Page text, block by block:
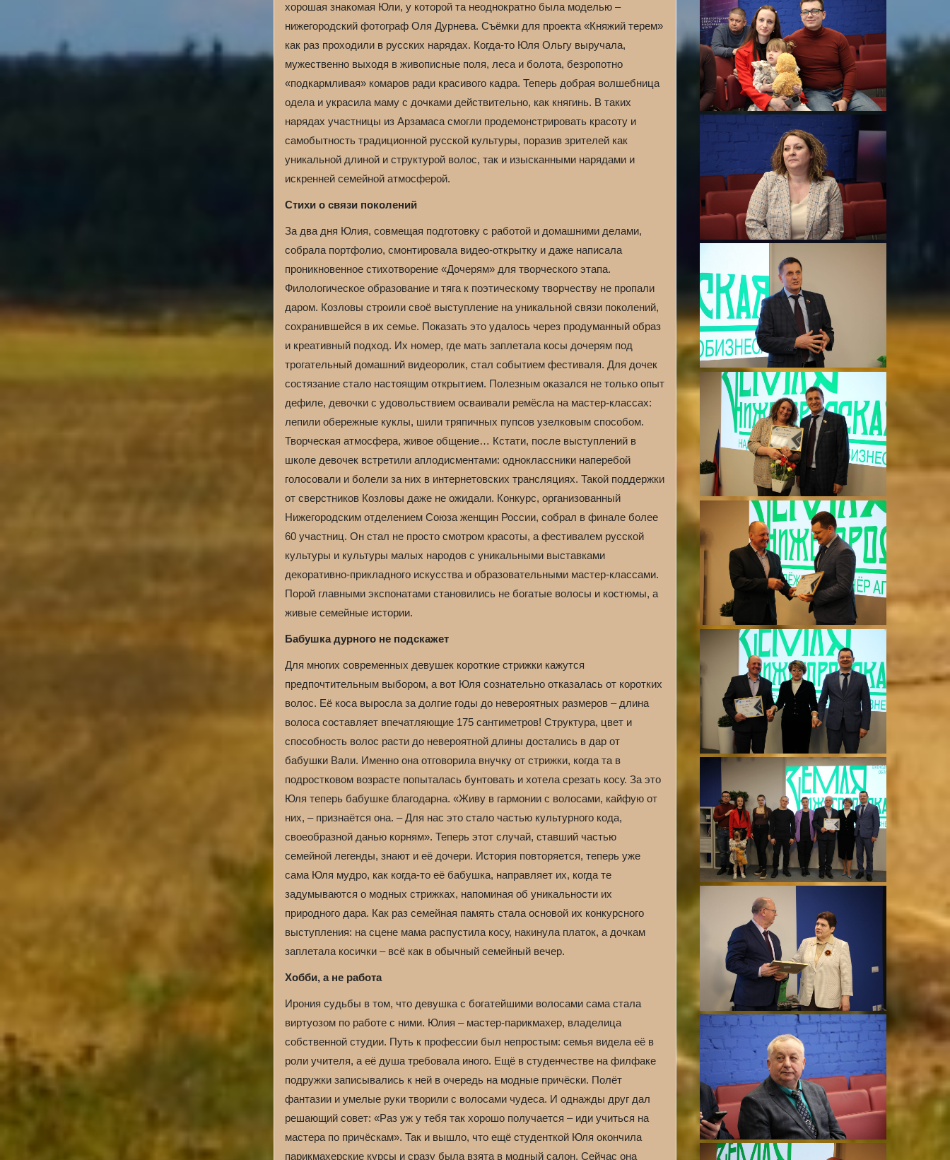
хорошая знакомая Юли, у которой та неоднократно была моделью –
нижегородский фотограф Оля Дурнева. Съёмки для проекта «Княжий терем»
как раз проходили в русских нарядах. Когда-то Юля Ольгу выручала,
мужественно выходя в живописные поля, леса и болота, безропотно
«подкармливая» комаров ради красивого кадра. Теперь добрая волшебница
одела и украсила маму с дочками действительно, как княгинь. В таких
нарядах участницы из Арзамаса смогли продемонстрировать красоту и
самобытность традиционной русской культуры, поразив зрителей как
уникальной длиной и структурой волос, так и изысканными нарядами и
искренней семейной атмосферой.
Стихи о связи поколений
За два дня Юлия, совмещая подготовку с работой и домашними делами,
собрала портфолио, смонтировала видео-открытку и даже написала
проникновенное стихотворение «Дочерям» для творческого этапа.
Филологическое образование и тяга к поэтическому творчеству не пропали
даром. Козловы строили своё выступление на уникальной связи поколений,
сохранившейся в их семье. Показать это удалось через продуманный образ
и креативный подход. Их номер, где мать заплетала косы дочерям под
трогательный домашний видеоролик, стал событием фестиваля. Для дочек
состязание стало настоящим открытием. Полезным оказался не только опыт
дефиле, девочки с удовольствием осваивали ремёсла на мастер-классах:
лепили обережные куклы, шили тряпичных пупсов узелковым способом.
Творческая атмосфера, живое общение… Кстати, после выступлений в
школе девочек встретили аплодисментами: одноклассники наперебой
голосовали и болели за них в интернетовских трансляциях. Такой поддержки
от сверстников Козловы даже не ожидали. Конкурс, организованный
Нижегородским отделением Союза женщин России, собрал в финале более
60 участниц. Он стал не просто смотром красоты, а фестивалем русской
культуры и культуры малых народов с уникальными выставками
декоративно-прикладного искусства и образовательными мастер-классами.
Порой главными экспонатами становились не богатые волосы и костюмы, а
живые семейные истории.
Бабушка дурного не подскажет
Для многих современных девушек короткие стрижки кажутся
предпочтительным выбором, а вот Юля сознательно отказалась от коротких
волос. Её коса выросла за долгие годы до невероятных размеров – длина
волоса составляет впечатляющие 175 сантиметров! Структура, цвет и
способность волос расти до невероятной длины достались в дар от
бабушки Вали. Именно она отговорила внучку от стрижки, когда та в
подростковом возрасте попыталась бунтовать и хотела срезать косу. За это
Юля теперь бабушке благодарна. «Живу в гармонии с волосами, кайфую от
них, – признаётся она. – Для нас это стало частью культурного кода,
своеобразной данью корням». Теперь этот случай, ставший частью
семейной легенды, знают и её дочери. История повторяется, теперь уже
сама Юля мудро, как когда-то её бабушка, направляет их, когда те
задумываются о модных стрижках, напоминая об уникальности их
природного дара. Как раз семейная память стала основой их конкурсного
выступления: на сцене мама распустила косу, накинула платок, а дочкам
заплетала косички – всё как в обычный семейный вечер.
Хобби, а не работа
Ирония судьбы в том, что девушка с богатейшими волосами сама стала
виртуозом по работе с ними. Юлия – мастер-парикмахер, владелица
собственной студии. Путь к профессии был непростым: семья видела её в
роли учителя, а её душа требовала иного. Ещё в студенчестве на филфаке
подружки записывались к ней в очередь на модные причёски. Полёт
фантазии и умелые руки творили с волосами чудеса. И однажды друг дал
решающий совет: «Раз уж у тебя так хорошо получается – иди учиться на
мастера по причёскам». Так и вышло, что ещё студенткой Юля окончила
парикмахерские курсы и сразу была взята в модный салон. Сейчас она